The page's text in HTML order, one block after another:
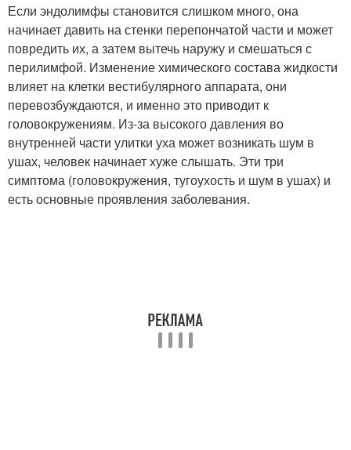
Если эндолимфы становится слишком много, она
начинает давить на стенки перепончатой части и может
повредить их, а затем вытечь наружу и смешаться с
перилимфой. Изменение химического состава жидкости
влияет на клетки вестибулярного аппарата, они
перевозбуждаются, и именно это приводит к
головокружениям. Из-за высокого давления во
внутренней части улитки уха может возникать шум в
ушах, человек начинает хуже слышать. Эти три
симптома (головокружения, тугоухость и шум в ушах) и
есть основные проявления заболевания.